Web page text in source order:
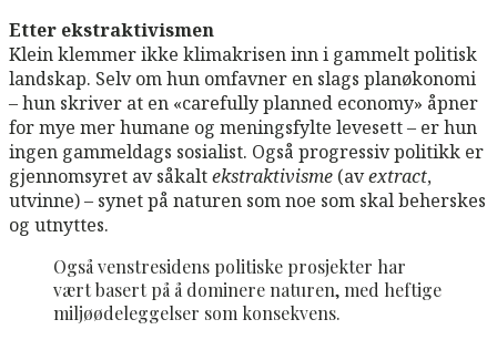
Etter ekstraktivismen
Klein klemmer ikke klimakrisen inn i gammelt politisk
landskap. Selv om hun omfavner en slags planøkonomi
– hun skriver at en «carefully planned economy» åpner
for mye mer humane og meningsfylte levesett – er hun
ingen gammeldags sosialist. Også progressiv politikk er
gjennomsyret av såkaltekstraktivisme (avextract,
utvinne) – synet på naturen som noe som skal beherskes
og utnyttes.
Også venstresidens politiske prosjekter har
vært basert på å dominere naturen, med heftige
miljøødeleggelser som konsekvens.